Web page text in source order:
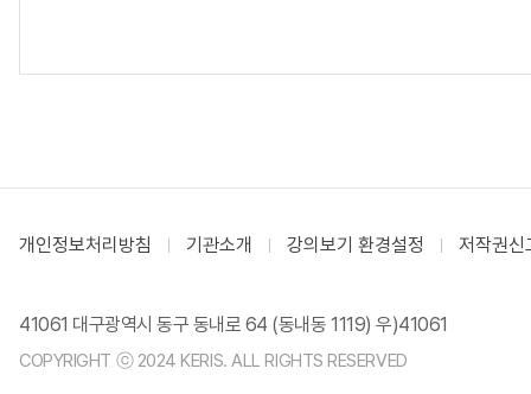
개인정보처리방침 기관소개 강의보기 환경설정 저작권신
41061 대구광역시 동구 동내로 64 (동내동 1119) 우)41061
COPYRIGHT ⓒ 2024 KERIS. ALL RIGHTS RESERVED